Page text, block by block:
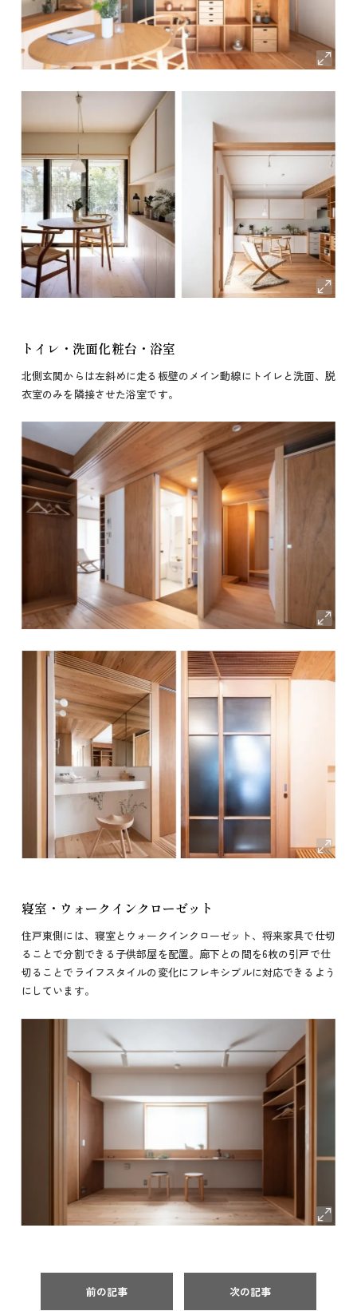
トイレ・洗面化粧台・浴室
北側玄関からは左斜めに走る板壁のメイン動線にトイレと洗面、脱
衣室のみを隣接させた浴室です。
寝室・ウォークインクローゼット
住戸東側には、寝室とウォークインクローゼット、将来家具で仕切
ることで分割できる子供部屋を配置。廊下との間を6枚の引戸で仕
切ることでライフスタイルの変化にフレキシブルに対応できるよう
にしています。
前の記事 次の記事